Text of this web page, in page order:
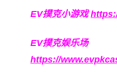
EV撲克小游戏
EV撲克娱乐场
https://